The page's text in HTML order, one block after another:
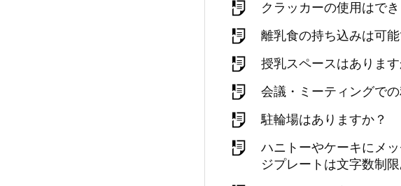
クラッカーの使用はでき
離乳食の持ち込みは可能
授乳スペースはあります
会議・ミーティングで
駐輪場はありますか？
ハニトーやケーキにメ
ジプレートは文字数制